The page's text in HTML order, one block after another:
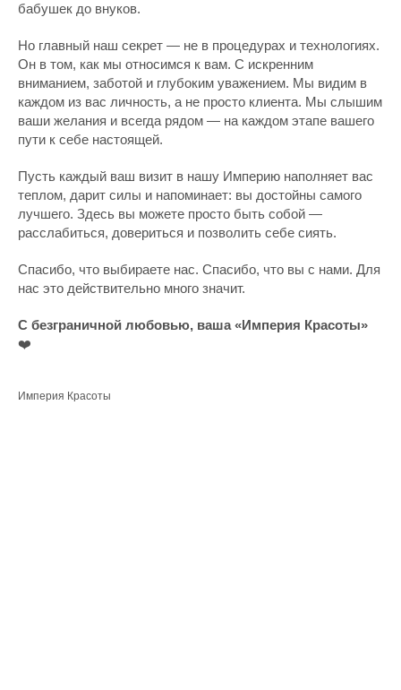
бабушек до внуков.
Но главный наш секрет — не в процедурах и технологиях.
Он в том, как мы относимся к вам. С искренним
вниманием, заботой и глубоким уважением. Мы видим в
каждом из вас личность, а не просто клиента. Мы слышим
ваши желания и всегда рядом — на каждом этапе вашего
пути к себе настоящей.
Пусть каждый ваш визит в нашу Империю наполняет вас
теплом, дарит силы и напоминает: вы достойны самого
лучшего. Здесь вы можете просто быть собой —
расслабиться, довериться и позволить себе сиять.
Спасибо, что выбираете нас. Спасибо, что вы с нами. Для
нас это действительно много значит.
С безграничной любовью, ваша «Империя Красоты»
❤️
Империя Красоты